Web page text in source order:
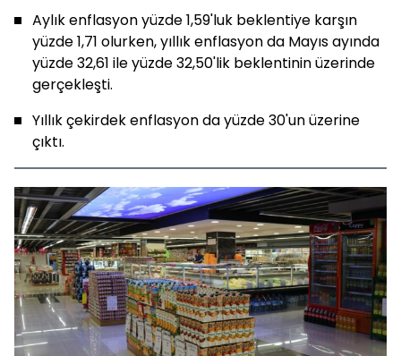
Aylık enflasyon yüzde 1,59'luk beklentiye karşın
yüzde 1,71 olurken, yıllık enflasyon da Mayıs ayında
yüzde 32,61 ile yüzde 32,50'lik beklentinin üzerinde
gerçekleşti.
Yıllık çekirdek enflasyon da yüzde 30'un üzerine
çıktı.